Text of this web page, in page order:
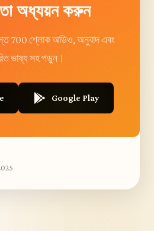
অধ্যয়ন করুন
700 শ্লোক অডিও, অনুবাদ এবং
ভাষ্য সহ পড়ুন।
Google Play